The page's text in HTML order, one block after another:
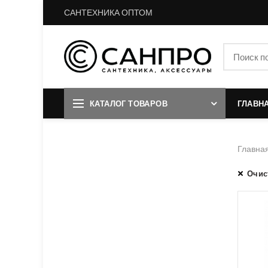
САНТЕХНИКА ОПТОМ
КАТАЛОГ ТОВАРОВ